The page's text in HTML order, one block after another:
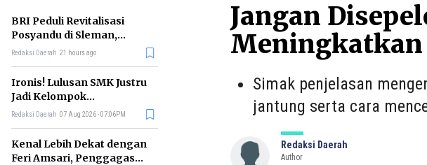
BRI Peduli Revitalisasi
Posyandu di Sleman,
Dorong Penurunan
Redaksi Daerah 21 hours ago
Ironis! Lulusan SMK Justru
Jadi Kelompok
Pengangguran Terbanyak
Redaksi Daerah 07 Aug 2026 - 07:06PM
Kenal Lebih Dekat dengan
Feri Amsari, Penggagas
Jangan
Meningkatkan
Simak penjelasan
jantung serta cara
Redaksi Daerah
Author